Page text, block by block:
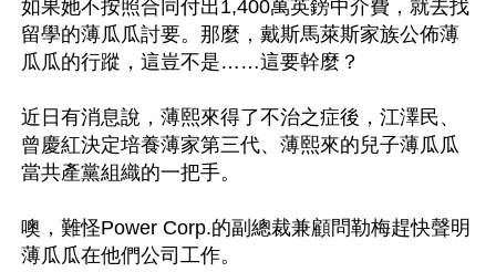
如果她不按照合同付出1,400萬英鎊中介費，就去找
留學的薄瓜瓜討要。那麼，戴斯馬萊斯家族公佈薄
瓜瓜的行蹤，這豈不是……這要幹麼？
近日有消息說，薄熙來得了不治之症後，江澤民、
曾慶紅決定培養薄家第三代、薄熙來的兒子薄瓜瓜
當共產黨組織的一把手。
噢，難怪Power Corp.的副總裁兼顧問勒梅趕快聲明
薄瓜瓜在他們公司工作。